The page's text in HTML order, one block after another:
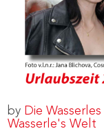
by Die Wasserles
Wasserle's Welt